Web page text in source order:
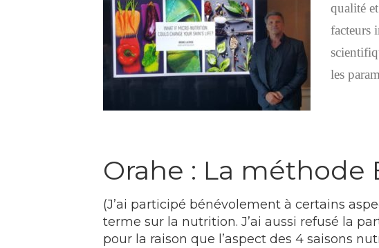
qualité
facteurs
les
Orahe : La méthode
(J’ai participé bénévolement à certains
terme sur la nutrition. J’ai aussi refusé la
pour la raison que l’aspect des 4 saisons